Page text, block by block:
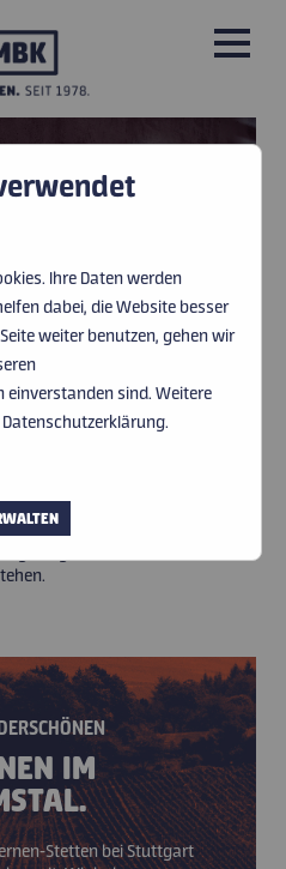
UNS
SONNEN-
PROFIS.
dafür, dass Licht und
IM
Stetten bei Stuttgart
Ihre Daten werden
dabei, die Website besser
weiter benutzen, gehen wir
sind. Weitere